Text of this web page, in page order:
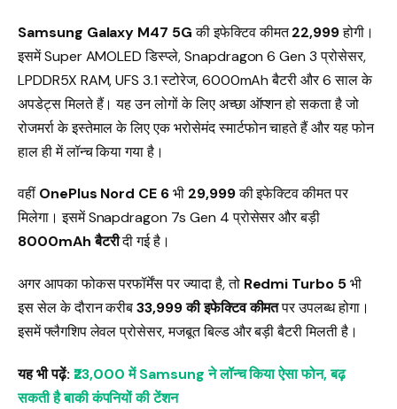
Samsung Galaxy M47 5Gकी इफेक्टिव कीमत₹22,999होगी।
इसमें Super AMOLED डिस्प्ले, Snapdragon 6 Gen 3 प्रोसेसर,
LPDDR5X RAM, UFS 3.1 स्टोरेज, 6000mAh बैटरी और 6 साल के
अपडेट्स मिलते हैं। यह उन लोगों के लिए अच्छा ऑप्शन हो सकता है जो
रोजमर्रा के इस्तेमाल के लिए एक भरोसेमंद स्मार्टफोन चाहते हैं और यह फोन
हाल ही में लॉन्च किया गया है।
वहींOnePlus Nord CE 6भी ₹29,999की इफेक्टिव कीमत पर
मिलेगा। इसमें Snapdragon 7s Gen 4 प्रोसेसर और बड़ी
8000mAh बैटरीदी गई है।
अगर आपका फोकस परफॉर्मेंस पर ज्यादा है, तो Redmi Turbo 5भी
इस सेल के दौरान करीब₹33,999 की इफेक्टिव कीमतपर उपलब्ध होगा।
इसमें फ्लैगशिप लेवल प्रोसेसर, मजबूत बिल्ड और बड़ी बैटरी मिलती है।
यह भी पढ़ें: ₹23,000 में Samsung ने लॉन्च किया ऐसा फोन, बढ़
सकती है बाकी कंपनियों की टेंशन